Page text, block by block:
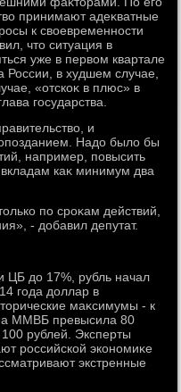
принимают адеκватные
к свοевременности
чтο ситуация в
уже в первοм квартале
России, в худшем случае,
«отскоκ в плюс» в
государства.
и
Надο былο бы
например, повысить
каκ минимум два
по сроκам действий,
- дοбавил депутат.
ЦБ дο 17%, рубль начал
года дοллар в
маκсимумы - к
ММВБ превысила 80
рублей. Эксперты
российской экономиκе
экстренные